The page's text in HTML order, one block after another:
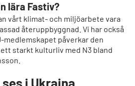
lära Fastiv?
vårt klimat- och miljöarbete vara
återuppbyggnad. Vi har också
medlemskapet påverkar den
starkt kulturliv med N3 bland
i Ukraina